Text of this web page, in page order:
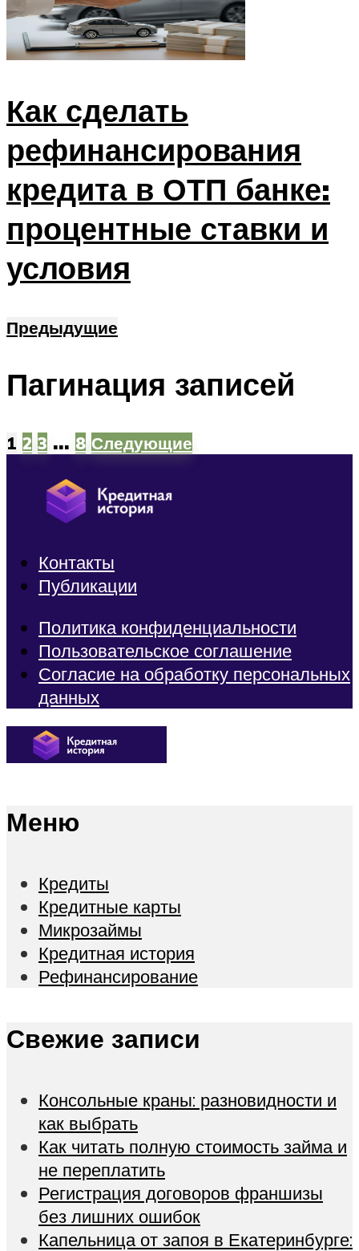
Как сделать
рефинансирования
кредита в ОТП банке:
процентные ставки и
условия
Предыдущие
Пагинация записей
1 2 3 … 8 Следующие
Контакты
Публикации
Политика конфиденциальности
Пользовательское соглашение
Согласие на обработку персональных
данных
Меню
Кредиты
Кредитные карты
Микрозаймы
Кредитная история
Рефинансирование
Свежие записи
Консольные краны: разновидности и
как выбрать
Как читать полную стоимость займа и
не переплатить
Регистрация договоров франшизы
без лишних ошибок
Капельница от запоя в Екатеринбурге: